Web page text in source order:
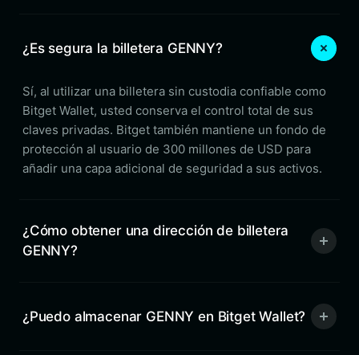
¿Es segura la billetera GENNY?
Sí, al utilizar una billetera sin custodia confiable como
Bitget Wallet, usted conserva el control total de sus
claves privadas. Bitget también mantiene un fondo de
protección al usuario de 300 millones de USD para
añadir una capa adicional de seguridad a sus activos.
¿Cómo obtener una dirección de billetera
GENNY?
¿Puedo almacenar GENNY en Bitget Wallet?